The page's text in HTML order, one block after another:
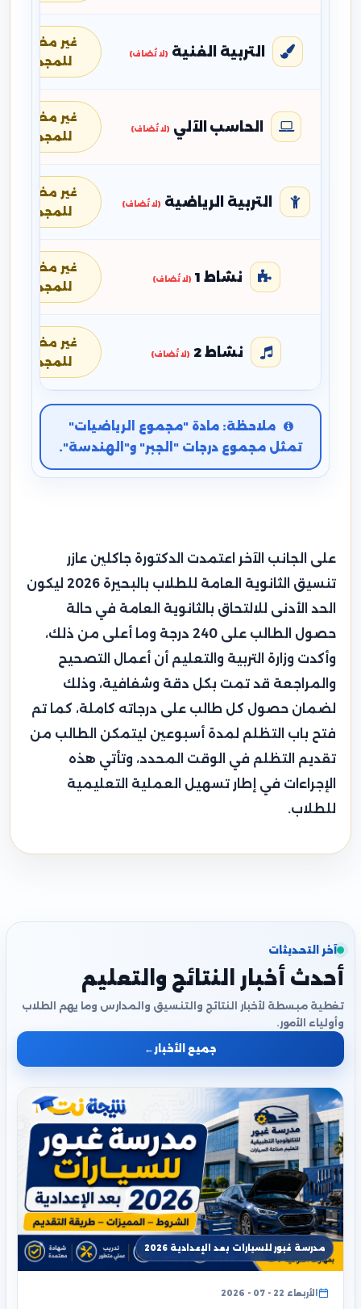
التربية الفنية (لا تُضاف)
غير مضافة
للمجموع
الحاسب الآلي (لا تُضاف)
غير مضافة
للمجموع
التربية الرياضية (لا تُضاف)
غير مضافة
للمجموع
نشاط 1 (لا تُضاف)
غير مضافة
للمجموع
نشاط 2 (لا تُضاف)
غير مضافة
للمجموع
ملاحظة: مادة "مجموع الرياضيات"
تمثل مجموع درجات "الجبر" و"الهندسة".
على الجانب الآخر اعتمدت الدكتورة جاكلين عازر
تنسيق الثانوية العامة للطلاب بالبحيرة 2026 ليكون
الحد الأدنى للالتحاق بالثانوية العامة في حالة
حصول الطالب على 240 درجة وما أعلى من ذلك،
وأكدت وزارة التربية والتعليم أن أعمال التصحيح
والمراجعة قد تمت بكل دقة وشفافية، وذلك
لضمان حصول كل طالب على درجاته كاملة، كما تم
فتح باب التظلم لمدة أسبوعين ليتمكن الطالب من
تقديم التظلم في الوقت المحدد، وتأتي هذه
الإجراءات في إطار تسهيل العملية التعليمية
للطلاب.
آخر التحديثات
أحدث أخبار النتائج والتعليم
تغطية مبسطة لأخبار النتائج والتنسيق والمدارس وما يهم الطلاب
وأولياء الأمور.
جميع الأخبار ←
مدرسة غبور للسيارات بعد الإعدادية 2026
الأربعاء 22 - 07 - 2026